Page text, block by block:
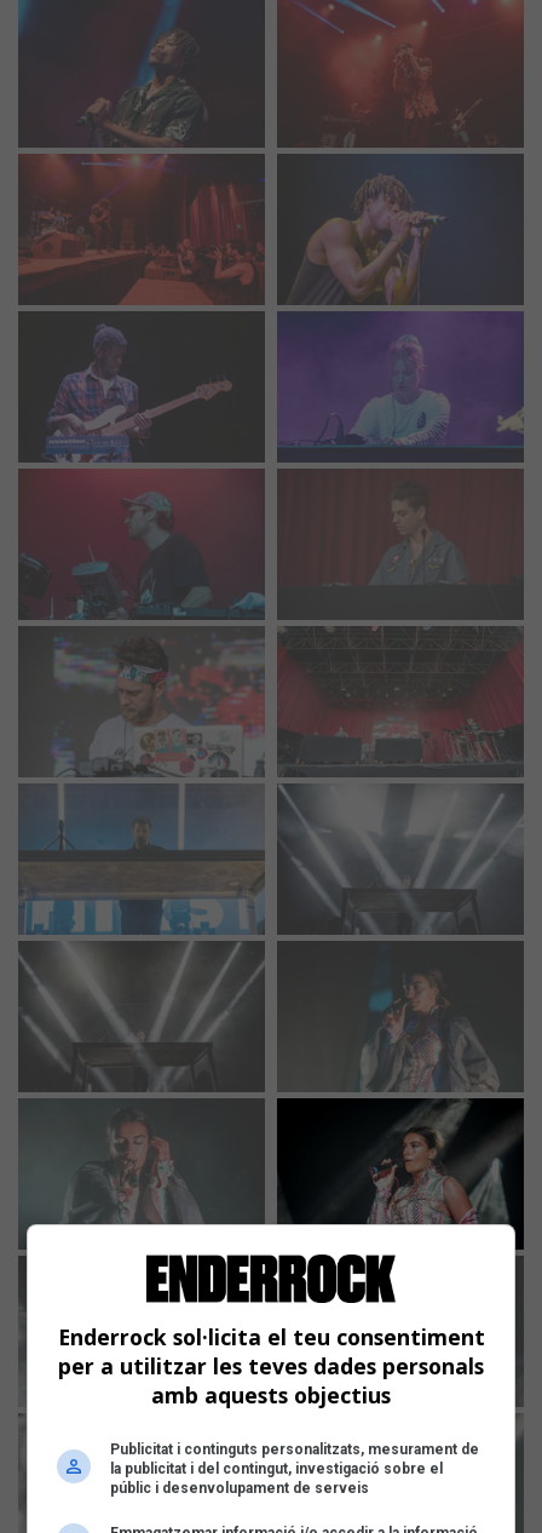
Enderrock sol·licita el teu consentiment
per a utilitzar les teves dades personals
amb aquests objectius
Publicitat i continguts personalitzats, mesurament de
la publicitat i del contingut, investigació sobre el
públic i desenvolupament de serveis